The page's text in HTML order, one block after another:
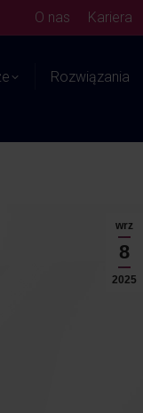
O nas Kariera
Rozwiązania
wrz
8
2025